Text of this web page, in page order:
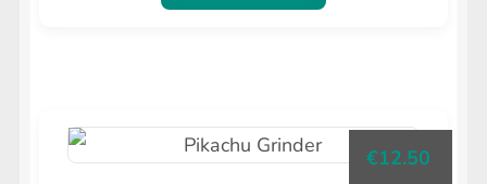
meerdere
variaties.
€12.50